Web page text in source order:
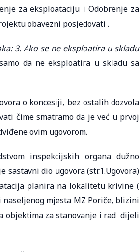
za eksploataciju i Odobrenje za
obavezni posjedovati .
3. Ako se ne eksploatira u skladu
da ne eksploatira u skladu sa
o koncesiji, bez ostalih dozvola
čime smatramo da je već u prvoj
ovim ugovorom.
inspekcijskih organa dužno
dio ugovora (str.1.Ugovora)
planira na lokalitetu krivine (
mjesta MZ Poriče, blizini
objektima za stanovanje i rad dijeli